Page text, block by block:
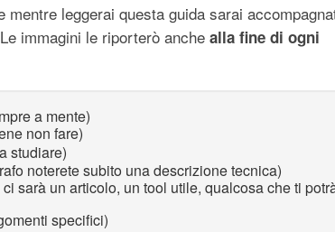
leggerai questa guida sarai
immagini le riporterò anche alla fine di ogni
a mente)
non fare)
studiare)
noterete subito una descrizione tecnica)
sarà un articolo, un tool utile, qualcosa che ti
specifici)